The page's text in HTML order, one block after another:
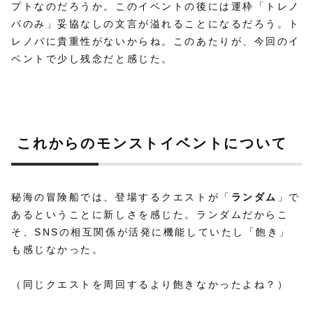
プトなのだろうか。このイベントの後には運枠「トレノ
バのみ」妥協なしの文言が溢れることになるだろう。ト
レノバに貴重性がないからね。このあたりが、今回のイ
ベントで少し残念だと感じた。
これからのモンストイベントについて
秘海の冒険船では、登場するクエストが「 ランダム 」で
あるということに新しさを感じた。ランダムだからこ
そ、SNSの相互関係が活発に機能していたし「飽き」
も感じなかった。
（同じクエストを周回するより飽きなかったよね？）